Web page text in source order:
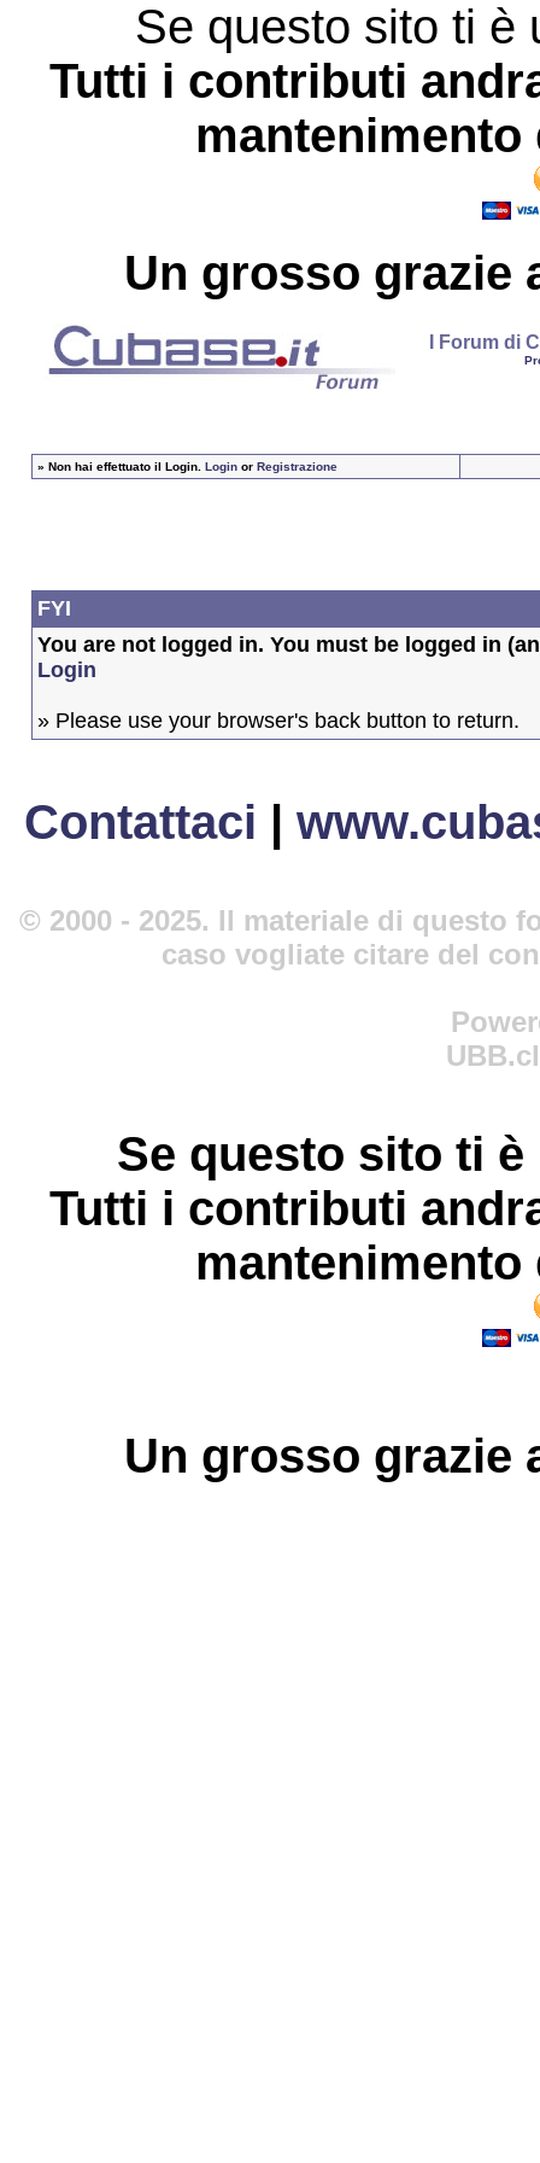
Se questo sito ti è
Tutti i contributi
Un grosso grazie
I Forum di
» Non hai effettuato il Login. Loginor Registrazione
FYI
You are not logged in. You must be logged in
Login
» Please use your browser's back button to return.
Contattaci |
© 2000 - 2025. Il materiale di questo
caso vogliate citare del
Se questo sito ti
Tutti i contributi
Un grosso grazie